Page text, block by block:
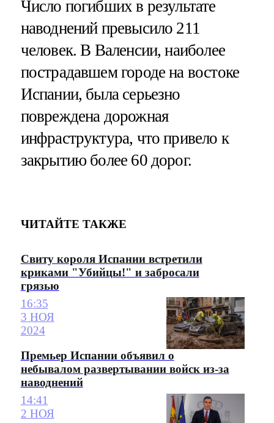
Число погибших в результате
наводнений превысило 211
человек. В Валенсии, наиболее
пострадавшем городе на востоке
Испании, была серьезно
повреждена дорожная
инфраструктура, что привело к
закрытию более 60 дорог.
ЧИТАЙТЕ ТАКЖЕ
Свиту короля Испании встретили
криками "Убийцы!" и забросали
грязью
16:35
3 НОЯ
2024
Премьер Испании объявил о
небывалом развертывании войск из-за
наводнений
14:41
2 НОЯ